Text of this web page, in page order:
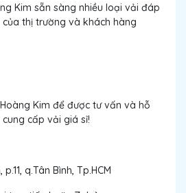
Kim sẵn sàng nhiều loại vải đáp
thị trường và khách hàng
Kim để được tư vấn và hỗ
cấp vải giá sỉ!
q.Tân Bình, Tp.HCM